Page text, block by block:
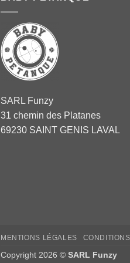
SARL Funzy
31 chemin des Platanes
69230 SAINT GENIS LAVAL
MENTIONS LÉGALES
Copyright 2026 © SARL Funzy